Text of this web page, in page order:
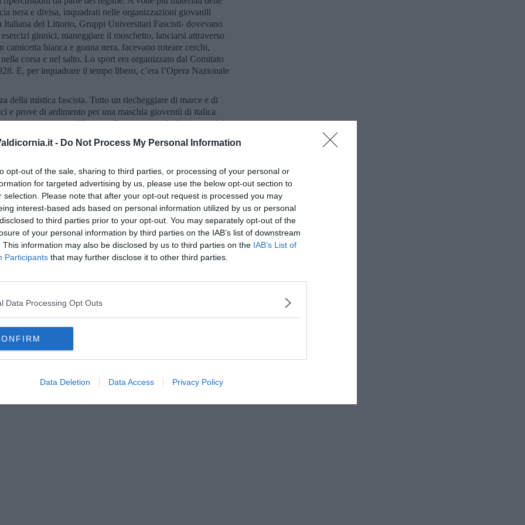
- Do Not Process My Personal Information
opt-out of the sale, sharing to third parties, or processing of your personal or
for targeted advertising by us, please use the below opt-out section to
selection. Please note that after your opt-out request is processed you may
interest-based ads based on personal information utilized by us or personal
to third parties prior to your opt-out. You may separately opt-out of the
of your personal information by third parties on the IAB’s list of downstream
This information may also be disclosed by us to third parties on the IAB’s List of
Participants that may further disclose it to other third parties.
Data Processing Opt Outs
Data Deletion Data Access Privacy Policy
nera e divisa, inquadrati nelle organizzazioni giovanili
del Littorio, Gruppi Universitari Fascisti- dovevano
ginnici, maneggiare il moschetto, lanciarsi attraverso
bianca e gonna nera, facevano roteare cerchi,
corsa e nel salto. Lo sport era organizzato dal Comitato
E, per inquadrare il tempo libero, c’era l’Opera Nazionale
della mistica fascista. Tutto un riecheggiare di marce e di
e prove di ardimento per una maschia gioventù di italica
a riapparire l’Impero. Faccetta nera, bell’Abissina! A
fascista perfetto. Saluto romano e me ne frego.
si son visti. No, meglio il Sabato ebraico e la sua ferma,
indica un giorno. Shabbat”. E allora, dopo un buon
il grido d’incitamento inventato da D’Annunzio, è un
rimanere indietro col lavoro ho saltato qualche adunata
ci portarono in una stanza e ci picchiarono di santa
rappresenta certo lo spirito dello Shabbat. “L’eternità indica
Heschel.
radiocronista,convintofascista, fu tra i sostenitori
la sua voce a ripetere alla radio italiana il ridicolo motto:
e frasi contro il “famoso” quanto inesistente complotto
e inviso al MinCulPop, il Ministero della Cultura
dal microfono. Dopo la fine della guerra venne
ma, grazie all'amnistia di Togliatti, evitò la